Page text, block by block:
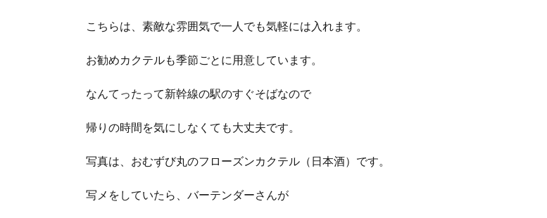
こちらは、素敵な雰囲気で一人でも気軽には入れます。
お勧めカクテルも季節ごとに用意しています。
なんてったって新幹線の駅のすぐそばなので
帰りの時間を気にしなくても大丈夫です。
写真は、おむずび丸のフローズンカクテル（日本酒）です。
写メをしていたら、バーテンダーさんが